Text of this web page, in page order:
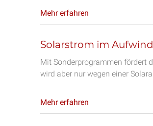
Mehr erfahren
Solarstrom im Aufwind
Mit Sonderprogrammen fördert
wird aber nur wegen einer
Mehr erfahren